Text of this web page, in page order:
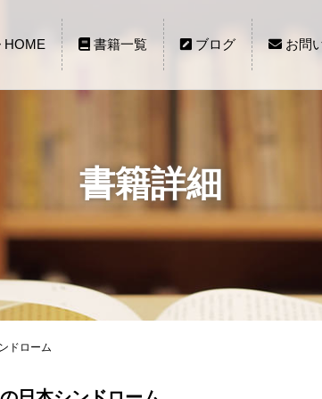
HOME 書籍一覧 ブログ お問
書籍詳細
ドローム